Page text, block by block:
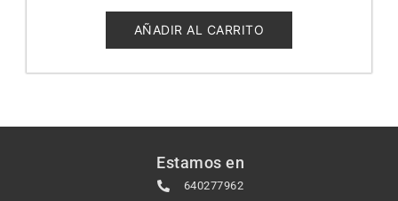
de
5
AÑADIR AL CARRITO
Estamos en
640277962